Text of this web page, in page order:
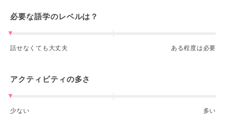
必要な語学のレベルは？
話せなくても大丈夫 ある程度は必要
アクティビティの多さ
少ない 多い